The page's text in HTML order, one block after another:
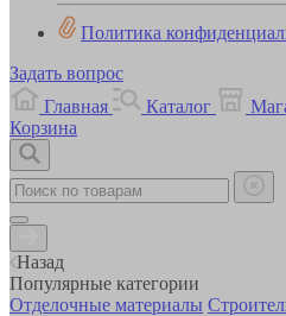
Политика
Задать вопрос
Главная
Каталог
Корзина
Назад
Популярные категории
Отделочные материалы